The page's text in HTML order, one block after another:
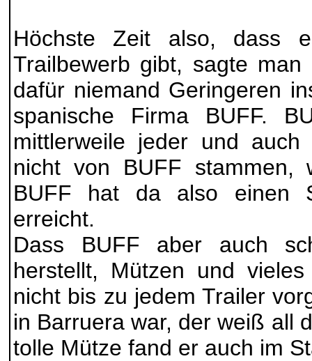
Höchste Zeit also, dass
Trailbewerb gibt, sagte
dafür niemand Geringeren
spanische Firma BUFF.
mittlerweile jeder und
nicht von BUFF stammen,
BUFF hat da also einen
erreicht.
Dass BUFF aber auch
herstellt, Mützen und
nicht bis zu jedem Trailer
in Barruera war, der weiß all
tolle Mütze fand er auch im